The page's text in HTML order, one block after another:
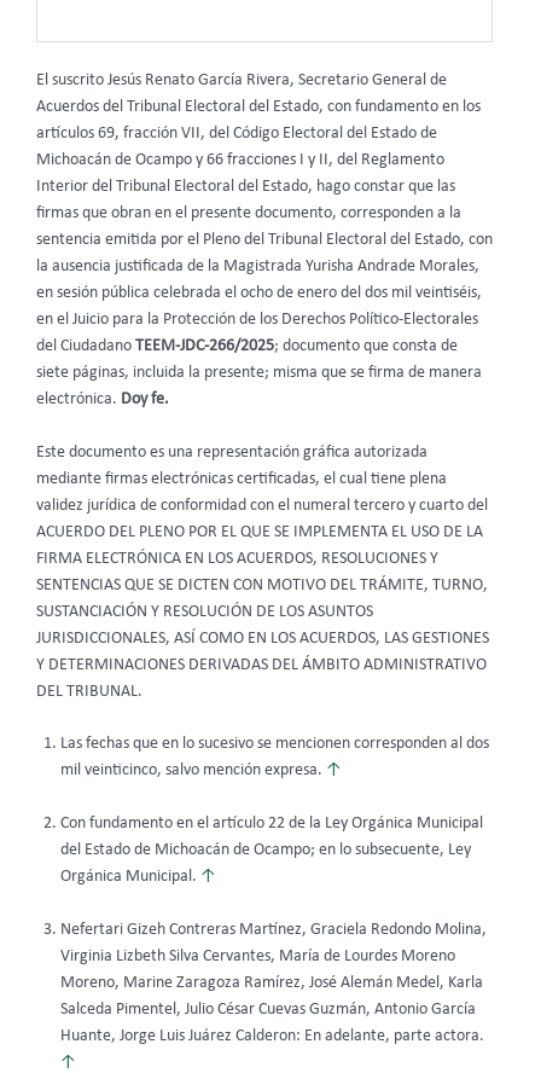
El suscrito Jesús Renato García Rivera, Secretario General de
Acuerdos del Tribunal Electoral del Estado, con fundamento en los
artículos 69, fracción VII, del Código Electoral del Estado de
Michoacán de Ocampo y 66 fracciones I y II, del Reglamento
Interior del Tribunal Electoral del Estado, hago constar que las
firmas que obran en el presente documento, corresponden a la
sentencia emitida por el Pleno del Tribunal Electoral del Estado, con
la ausencia justificada de la Magistrada Yurisha Andrade Morales,
en sesión pública celebrada el ocho de enero del dos mil veintiséis,
en el Juicio para la Protección de los Derechos Político-Electorales
del Ciudadano TEEM-JDC-266/2025; documento que consta de
siete páginas, incluida la presente; misma que se firma de manera
electrónica. Doy fe.
Este documento es una representación gráfica autorizada
mediante firmas electrónicas certificadas, el cual tiene plena
validez jurídica de conformidad con el numeral tercero y cuarto del
ACUERDO DEL PLENO POR EL QUE SE IMPLEMENTA EL USO DE LA
FIRMA ELECTRÓNICA EN LOS ACUERDOS, RESOLUCIONES Y
SENTENCIAS QUE SE DICTEN CON MOTIVO DEL TRÁMITE, TURNO,
SUSTANCIACIÓN Y RESOLUCIÓN DE LOS ASUNTOS
JURISDICCIONALES, ASÍ COMO EN LOS ACUERDOS, LAS GESTIONES
Y DETERMINACIONES DERIVADAS DEL ÁMBITO ADMINISTRATIVO
DEL TRIBUNAL.
Las fechas que en lo sucesivo se mencionen corresponden al dos
mil veinticinco, salvo mención expresa. ↑
Con fundamento en el artículo 22 de la Ley Orgánica Municipal
del Estado de Michoacán de Ocampo; en lo subsecuente, Ley
Orgánica Municipal. ↑
Nefertari Gizeh Contreras Martínez, Graciela Redondo Molina,
Virginia Lizbeth Silva Cervantes, María de Lourdes Moreno
Moreno, Marine Zaragoza Ramírez, José Alemán Medel, Karla
Salceda Pimentel, Julio César Cuevas Guzmán, Antonio García
Huante, Jorge Luis Juárez Calderon: En adelante, parte actora.
↑